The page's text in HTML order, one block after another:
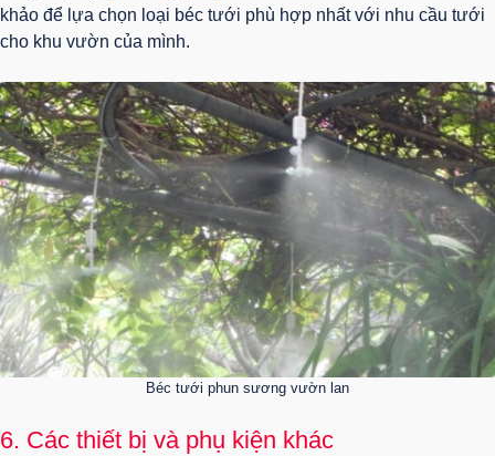
khảo để lựa chọn loại béc tưới phù hợp nhất với nhu cầu tưới
cho khu vườn của mình.
Béc tưới phun sương vườn lan
6. Các thiết bị và phụ kiện khác